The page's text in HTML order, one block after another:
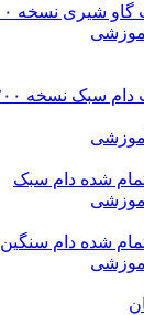
۲۰۰ راس ، ۴۰۰ راس و نامحدود
راس ، ۴۰۰ راس و نا محدود
شده دام سبک
شده دام سنگین